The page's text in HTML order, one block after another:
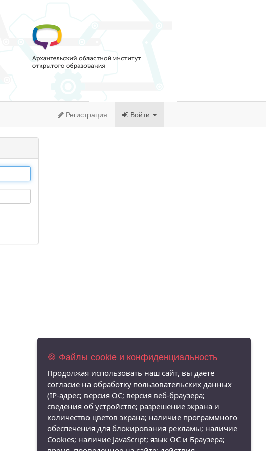
Регистрация Войти
🍪 Файлы cookie и конфиденциальность
Продолжая использовать наш сайт, вы даете
согласие на обработку пользовательских данных
(IP-адрес; версия ОС; версия веб-браузера;
сведения об устройстве; разрешение экрана и
количество цветов экрана; наличие программного
обеспечения для блокирования рекламы; наличие
Cookies; наличие JavaScript; язык ОС и Браузера;